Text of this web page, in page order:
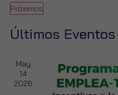
Próximos
la
fecha.
Últimos
May
14
2026